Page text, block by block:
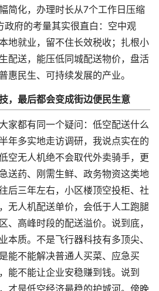
简化，办理时长从7个工作日压缩
政府的考量其实很直白：空中观
地就业，留不住长效税收；扎根小
配送，能压低同城配送物价，盘活
惠民生、可持续发展的产业。
，最后都会变成街边便民生意
家都有同一个疑问：低空配送什么
年多实地走访调研，我说点实在的
空无人机绝不会取代外卖骑手，更
药、刚需生鲜、政务物资这类地
后三年左右，小区楼顶空投柜、社
无人机配送单价，会低于人工跑腿
、高峰时段的配送溢价。说到底，
本质。不是飞行器科技有多顶尖、
能不能解决普通人买菜、应急买
能不能让企业安稳赚到钱。说到